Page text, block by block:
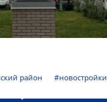
район #новостройки